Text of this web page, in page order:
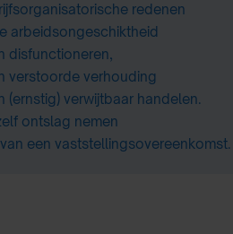
redenen
arbeidsongeschiktheid
disfunctioneren,
verstoorde verhouding
(ernstig) verwijtbaar handelen.
ontslag nemen
een vaststellingsovereenkomst.